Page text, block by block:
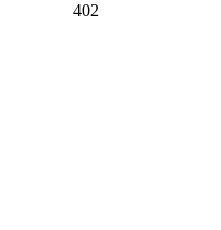
402